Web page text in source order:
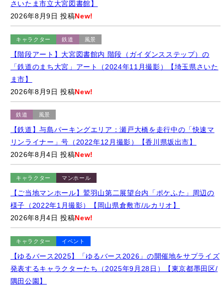
キャラクター 鉄道 風景
【階段アート】大宮図書館内 階段（ガイダンスステップ）の
ま市】
2026年8月9日 投稿New!
鉄道
【鉄道】与島パーキングエリア：瀬戸大橋を走行中の「快速マ
2026年8月4日 投稿
キャラクター マンホール
【ご当地マンホール】鷲羽山第二展望台内「ポケふた」周辺の
2026年8月4日 投稿New!
キャラクター イベント
【ゆるバース2025】「ゆるバース2026」の開催地をサプライズ
隅田公園】
2026年8月4日 投稿New!
キャラクター